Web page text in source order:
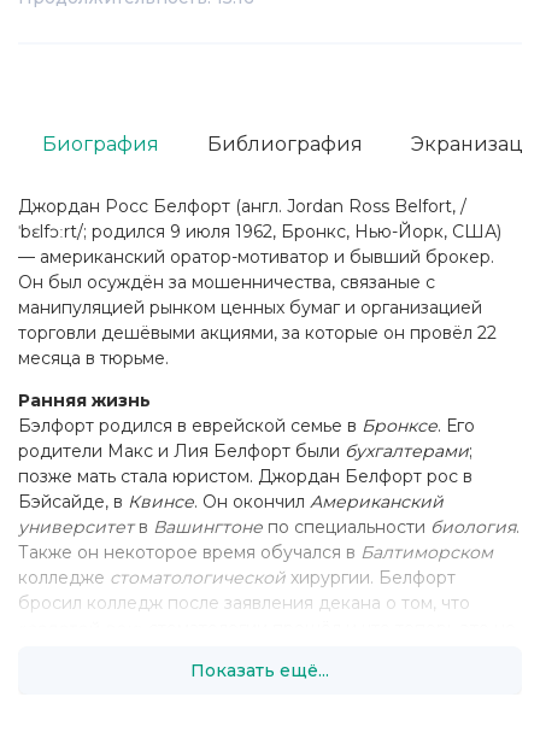
Джордан Росс Белфорт (англ. Jordan Ross Belfort, /
ˈbɛlfɔːrt/; родился 9 июля 1962, Бронкс, Нью-Йорк, США)
— американский оратор-мотиватор и бывший брокер.
Он был осуждён за мошенничества, связаные с
манипуляцией рынком ценных бумаг и организацией
торговли дешёвыми акциями, за которые он провёл 22
месяца в тюрьме.
Ранняя жизнь
Бэлфорт родился в еврейской семье в Бронксе. Его
родители Макс и Лия Белфорт были бухгалтерами;
позже мать стала юристом. Джордан Белфорт рос в
Бэйсайде, в Квинсе. Он окончил Американский
университетв Вашингтоне по специальности биология.
Также он некоторое время обучался в Балтиморском
колледже стоматологической хирургии. Белфорт
бросил колледж после заявления декана о том, что
Показать ещё...
Биография Библиография